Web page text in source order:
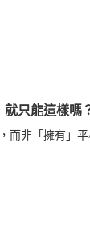
就只能這樣嗎
而非「擁有」